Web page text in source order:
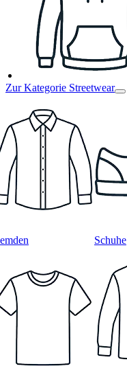
Zur Kategorie Streetwear
Schuhe